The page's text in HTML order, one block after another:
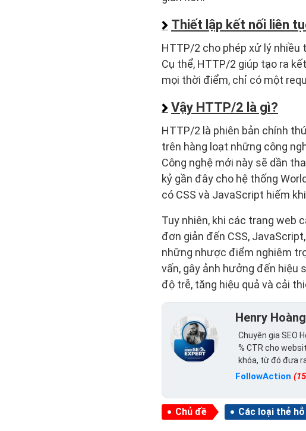
Thiết lập kết nối liên
HTTP/2 cho phép xử lý nhiều
Cụ thể, HTTP/2 giúp tạo ra
mọi thời điểm, chỉ có một
Vậy HTTP/2 là gì?
HTTP/2 là phiên bản chính
trên hàng loạt những công
Công nghệ mới này sẽ dần
kỷ gần đây cho hệ thống
có CSS và JavaScript hiếm
Tuy nhiên, khi các trang web
đơn giản đến CSS,
những nhược điểm nghiêm
vấn, gây ảnh hưởng đến hiệu
độ trễ, tăng hiệu quả và cải
Henry Hoàng
Chuyên gia SEO
% CTR cho
khóa, từ đó đưa
FollowAction
Chủ đề Các loại thẻ